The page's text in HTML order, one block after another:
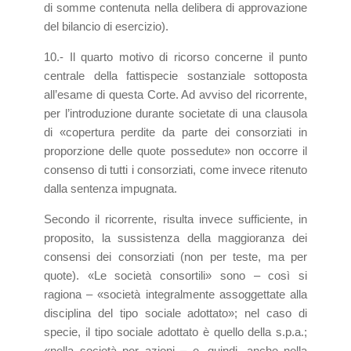
di somme contenuta nella delibera di approvazione
del bilancio di esercizio).
10.- Il quarto motivo di ricorso concerne il punto
centrale della fattispecie sostanziale sottoposta
all’esame di questa Corte. Ad avviso del ricorrente,
per l’introduzione durante societate di una clausola
di «copertura perdite da parte dei consorziati in
proporzione delle quote possedute» non occorre il
consenso di tutti i consorziati, come invece ritenuto
dalla sentenza impugnata.
Secondo il ricorrente, risulta invece sufficiente, in
proposito, la sussistenza della maggioranza dei
consensi dei consorziati (non per teste, ma per
quote). «Le società consortili» sono – così si
ragiona – «società integralmente assoggettate alla
disciplina del tipo sociale adottato»; nel caso di
specie, il tipo sociale adottato è quello della s.p.a.;